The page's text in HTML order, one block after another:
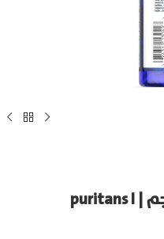
بيوريتانز ال جلوتامين 500 ملجم | puritans l